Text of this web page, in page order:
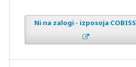
Ni na zalogi - izposoja COBISS